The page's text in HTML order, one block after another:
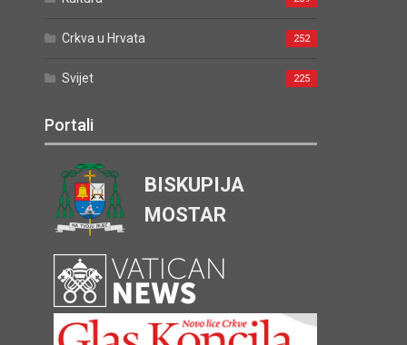
Crkva u Hrvata 252
Svijet 225
Portali
BISKUPIJA
MOSTAR